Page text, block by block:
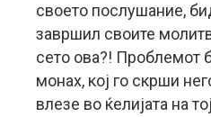
своето послушание,
завршил своите
сето ова?! Проблемот
монах, кој го скрши
влезе во ќелијата на